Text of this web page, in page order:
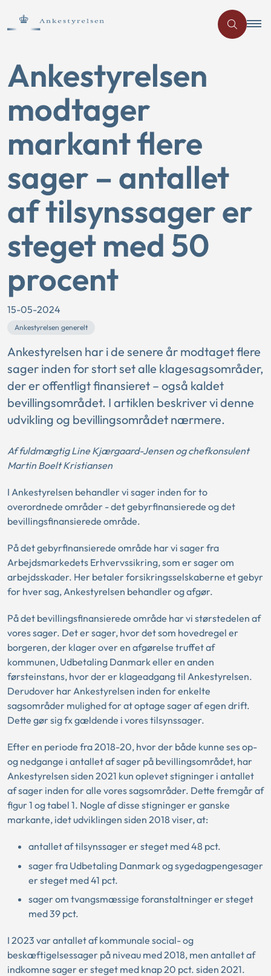
Ankestyrelsen
modtager
markant flere
sager – antallet
af tilsynssager er
steget med 50
procent
15-05-2024
Ankestyrelsen generelt
Ankestyrelsen har i de senere år modtaget flere
sager inden for stort set alle klagesagsområder,
der er offentligt finansieret – også kaldet
bevillingsområdet. I artiklen beskriver vi denne
udvikling og bevillingsområdet nærmere.
Af fuldmægtig Line Kjærgaard-Jensen og chefkonsulent
Martin Boelt Kristiansen
I Ankestyrelsen behandler vi sager inden for to
overordnede områder - det gebyrfinansierede og det
bevillingsfinansierede område.
På det gebyrfinansierede område har vi sager fra
Arbejdsmarkedets Erhvervssikring, som er sager om
arbejdsskader. Her betaler forsikringsselskaberne et gebyr
for hver sag, Ankestyrelsen behandler og afgør.
På det bevillingsfinansierede område har vi størstedelen af
vores sager. Det er sager, hvor det som hovedregel er
borgeren, der klager over en afgørelse truffet af
kommunen, Udbetaling Danmark eller en anden
førsteinstans, hvor der er klageadgang til Ankestyrelsen.
Derudover har Ankestyrelsen inden for enkelte
sagsområder mulighed for at optage sager af egen drift.
Dette gør sig fx gældende i vores tilsynssager.
Efter en periode fra 2018-20, hvor der både kunne ses op-
og nedgange i antallet af sager på bevillingsområdet, har
Ankestyrelsen siden 2021 kun oplevet stigninger i antallet
af sager inden for alle vores sagsområder. Dette fremgår af
figur 1 og tabel 1. Nogle af disse stigninger er ganske
markante, idet udviklingen siden 2018 viser, at:
antallet af tilsynssager er steget med 48 pct.
sager fra Udbetaling Danmark og sygedagpengesager
er steget med 41 pct.
sager om tvangsmæssige foranstaltninger er steget
med 39 pct.
I 2023 var antallet af kommunale social- og
beskæftigelsessager på niveau med 2018, men antallet af
indkomne sager er steget med knap 20 pct. siden 2021.